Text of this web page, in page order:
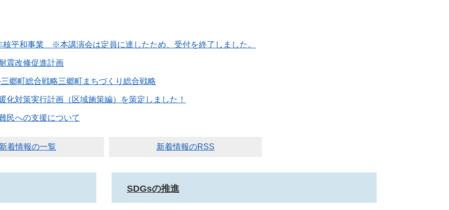
平和事業 ※本講演会は定員に達したため、受付を終了しました。
震改修促進計画
郷町総合戦略三郷町まちづくり総合戦略
化対策実行計画（区域施策編）を策定しました！
民への支援について
新着情報の一覧 新着情報のRSS
SDGsの推進